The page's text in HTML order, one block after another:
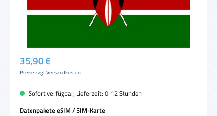
Regulärer Preis:
35,90 €
Preise zzgl. Versandkosten
Sofort verfügbar, Lieferzeit: 0-12 Stunden
Datenpakete eSIM / SIM-Karte